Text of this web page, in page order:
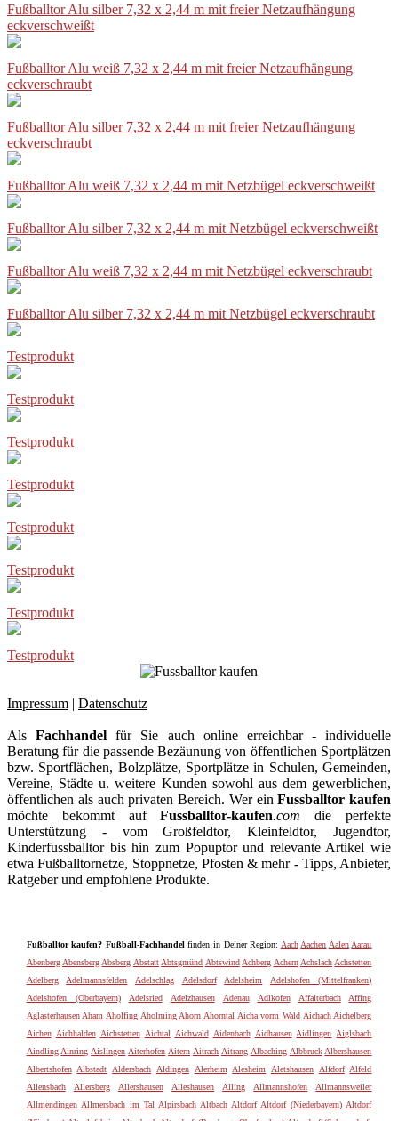
Fußballtor Alu silber 7,32 x 2,44 m mit freier Netzaufhängung
eckverschweißt
Fußballtor Alu weiß 7,32 x 2,44 m mit freier Netzaufhängung
eckverschraubt
Fußballtor Alu silber 7,32 x 2,44 m mit freier Netzaufhängung
eckverschraubt
Fußballtor Alu weiß 7,32 x 2,44 m mit Netzbügel eckverschweißt
Fußballtor Alu silber 7,32 x 2,44 m mit Netzbügel eckverschweißt
Fußballtor Alu weiß 7,32 x 2,44 m mit Netzbügel eckverschraubt
Fußballtor Alu silber 7,32 x 2,44 m mit Netzbügel eckverschraubt
Testprodukt
Testprodukt
Testprodukt
Testprodukt
Testprodukt
Testprodukt
Testprodukt
Testprodukt
Impressum | Datenschutz
AlsFachhandel für Sie auch online erreichbar - individuelle
Beratung für die passende Bezäunung von öffentlichen Sportplätzen
bzw. Sportflächen, Bolzplätze, Sportplätze in Schulen, Gemeinden,
Vereine, Städte u. weitere Kunden sowohl aus dem gewerblichen,
öffentlichen als auch privaten Bereich. Wer einFussballtor kaufen
möchte bekommt aufFussballtor-kaufen.com die perfekte
Unterstützung - vom Großfeldtor, Kleinfeldtor, Jugendtor,
Kinderfussballtor bis hin zum Popuptor und relevante Artikel wie
etwa Fußballtornetze, Stoppnetze, Pfosten & mehr - Tipps, Anbieter,
Ratgeber und empfohlene Produkte.
Fußballtor kaufen? Fußball-Fachhandelfinden in Deiner Region: Aach Aachen Aalen Aarau
Abenberg Abensberg Absberg Abstatt Abtsgmünd Abtswind Achberg Achern Achslach Achstetten
Adelberg
Adelmannsfelden Adelschlag Adelsdorf Adelsheim
Adelshofen (Mittelfranken)
Adelshofen (Oberbayern)
Adelsried Adelzhausen Adenau Adlkofen Affalterbach
Affing
Aglasterhausen Aham Aholfing Aholming Ahorn Ahorntal Aicha vorm Wald Aichach Aichelberg
Aichen Aichhalden Aichstetten Aichtal Aichwald Aidenbach Aidhausen Aidlingen Aiglsbach
Aindling Ainring Aislingen Aiterhofen Aitern Aitrach Aitrang Albaching Albbruck Albershausen
Albertshofen Albstadt Aldersbach Aldingen Alerheim Alesheim Aletshausen Alfdorf Alfeld
Allensbach
Allersberg Allershausen Alleshausen Alling Allmannshofen
Allmannsweiler
Allmendingen Allmersbach im Tal Alpirsbach Altbach Altdorf Altdorf (Niederbayern) Altdorf